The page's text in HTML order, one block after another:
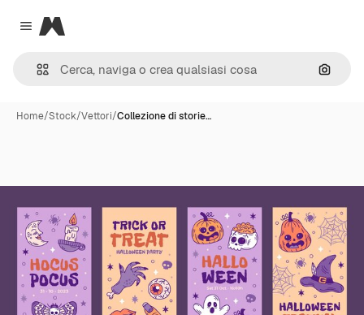
Close menu
Magnific
Cerca
Home/Stock/Vettori/Collezione di storie…